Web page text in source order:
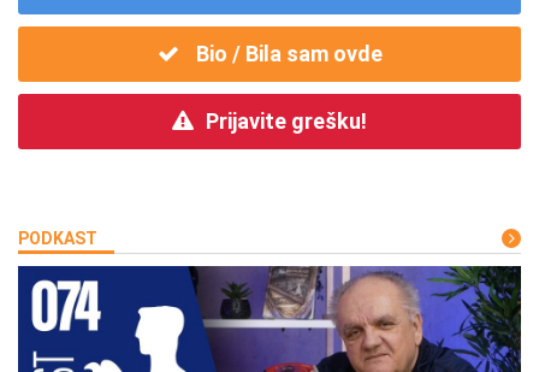
Bio / Bila sam ovde
Prijavite grešku!
PODKAST